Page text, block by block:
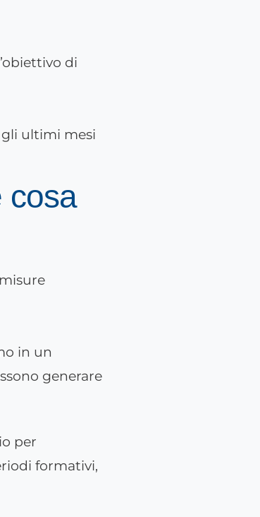
di
ultimi mesi
cosa
in un
generare
per
formativi,